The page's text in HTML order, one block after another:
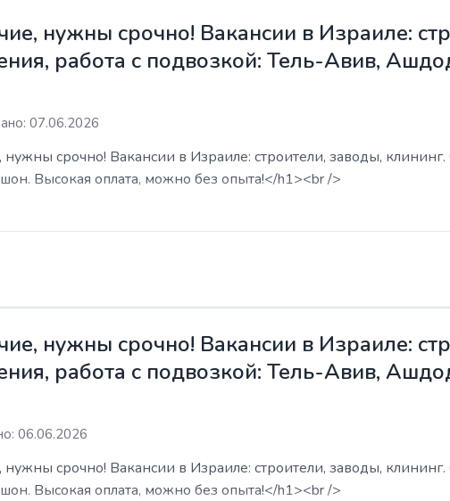
нужны срочно! Вакансии в Израиле:
работа с подвозкой: Тель-Авив,
07.06.2026
нужны срочно! Вакансии в Израиле: строители, заводы,
Высокая оплата, можно без опыта!</h1><br />
нужны срочно! Вакансии в Израиле:
работа с подвозкой: Тель-Авив,
06.06.2026
нужны срочно! Вакансии в Израиле: строители, заводы,
Высокая оплата, можно без опыта!</h1><br />